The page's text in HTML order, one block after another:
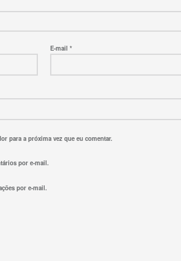
E-mail *
para a próxima vez que eu comentar.
por e-mail.
por e-mail.